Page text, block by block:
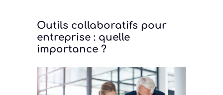
Outils collaboratifs pour
entreprise : quelle
importance ?